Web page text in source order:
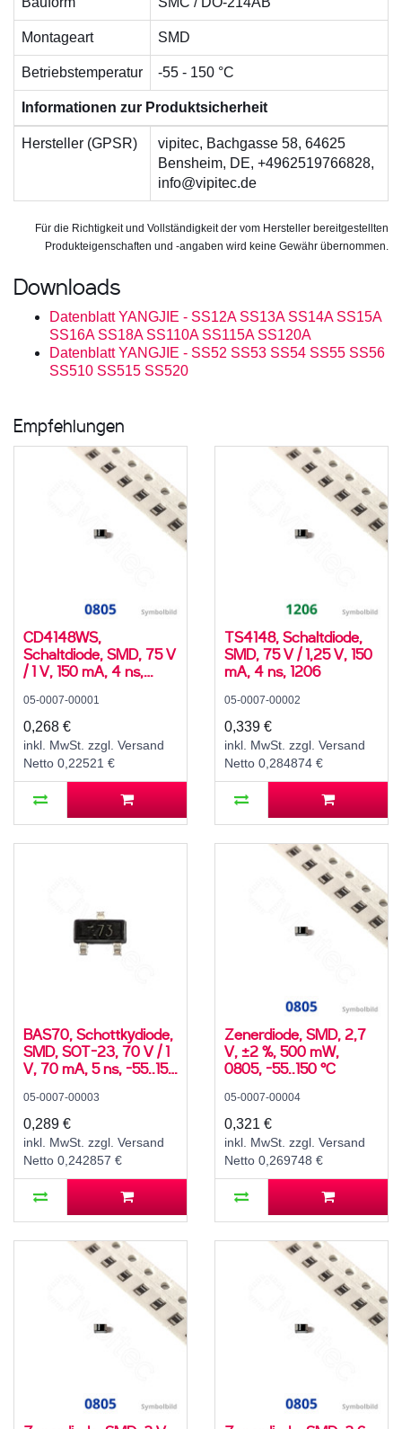
Montageart SMD
Betriebstemperatur -55 - 150 °C
Informationen zur Produktsicherheit
Hersteller (GPSR)
vipitec, Bachgasse 58, 64625
Bensheim, DE, +4962519766828,
info@vipitec.de
Für die Richtigkeit und Vollständigkeit der vom Hersteller bereitgestellten
Produkteigenschaften und -angaben wird keine Gewähr übernommen.
Downloads
Datenblatt YANGJIE - SS12A SS13A SS14A SS15A
SS16A SS18A SS110A SS115A SS120A
Datenblatt YANGJIE - SS52 SS53 SS54 SS55 SS56
SS510 SS515 SS520
Empfehlungen
CD4148WS,
Schaltdiode, SMD, 75 V
/ 1 V, 150 mA, 4 ns,
05-0007-00001
0,268 €
inkl. MwSt. zzgl. Versand
Netto 0,22521 €
TS4148, Schaltdiode,
SMD, 75 V / 1,25 V, 150
mA, 4 ns, 1206
05-0007-00002
0,339 €
inkl. MwSt. zzgl. Versand
Netto 0,284874 €
BAS70, Schottkydiode,
SMD, SOT-23, 70 V / 1
V, 70 mA, 5 ns, -55..150
05-0007-00003
0,289 €
inkl. MwSt. zzgl. Versand
Netto 0,242857 €
Zenerdiode, SMD, 2,7
V, ±2 %, 500 mW,
0805, -55..150 °C
05-0007-00004
0,321 €
inkl. MwSt. zzgl. Versand
Netto 0,269748 €